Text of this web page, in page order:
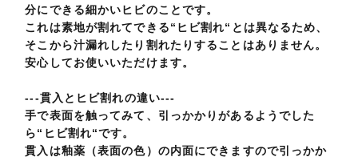
分にできる細かいヒビのことです。
これは素地が割れてできる“ヒビ割れ“とは異なるため、
そこから汁漏れしたり割れたりすることはありません。
安心してお使いいただけます。
---貫入とヒビ割れの違い---
手で表面を触ってみて、引っかかりがあるようでした
ら“ヒビ割れ“です。
貫入は釉薬（表面の色）の内面にできますので引っかか